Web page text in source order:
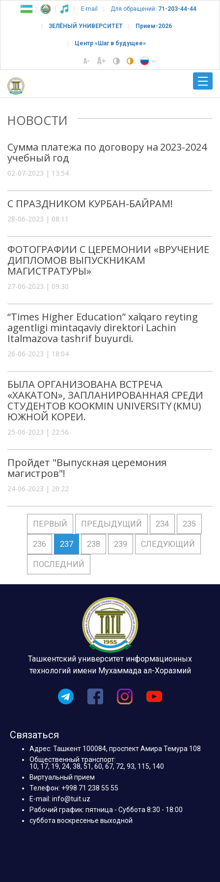
E-mail Для обращений: 71-203-44-44
ЗЕЛЁНЫЙ УНИВЕРСИТЕТ Прием-2026
Центр «Шаг в будущее»
НОВОСТИ
Сумма платежа по договору на 2023-2024
учебный год
02-07-2023 | 13:54
С ПРАЗДНИКОМ КУРБАН-БАЙРАМ!
28-06-2023 | 08:11
ФОТОГРАФИИ С ЦЕРЕМОНИИ «ВРУЧЕНИЕ
ДИПЛОМОВ ВЫПУСКНИКАМ
МАГИСТРАТУРЫ»
27-06-2023 | 09:30
“Times Higher Education” xalqaro reyting
agentligi mintaqaviy direktori Lachin
Italmazova tashrif buyurdi.
26-06-2023 | 18:04
БЫЛА ОРГАНИЗОВАНА ВСТРЕЧА
«XAKATON», ЗАПЛАНИРОВАННАЯ СРЕДИ
СТУДЕНТОВ KOOKMIN UNIVERSITY (KMU)
ЮЖНОЙ КОРЕИ.
25-06-2023 | 22:56
Пройдет "Выпускная церемония
магистров"!
24-06-2023 | 20:22
ПЕРВЫЙ ПРЕДЫДУЩИЙ 234 235
236 237 238 239 СЛЕДУЮЩИЙ
ПОСЛЕДНИЙ
Ташкентский университет информационных
технологий имени Мухаммада ал-Хоразмий
Связаться
Адрес: Ташкент 100084, проспект Амира Темура 108
Общественный транспорт:
10, 17, 19, 24, 38, 51, 60, 67, 72, 93, 115, 140
Виртуальный прием
Телефон: +998 71 238 55 55
E-mail: info@tuit.uz
Рабочий график: пятница - Суббота 8:30 - 18:00
суббота воскресенье выходной